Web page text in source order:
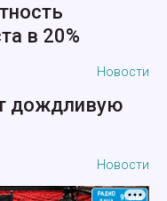
в 20%
Новости
дождливую
Новости